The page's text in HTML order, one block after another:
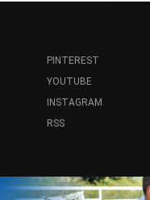
PINTEREST
YOUTUBE
INSTAGRAM
RSS